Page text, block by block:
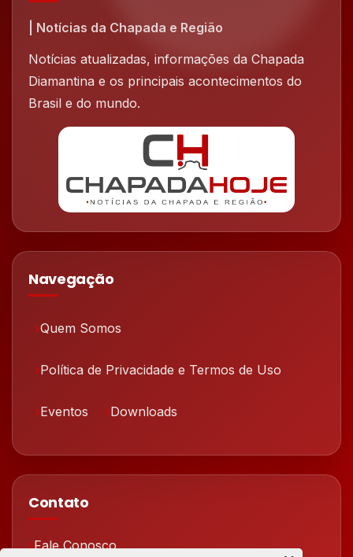
| Notícias da Chapada e Região
Notícias atualizadas, informações da Chapada
Diamantina e os principais acontecimentos do
Brasil e do mundo.
Navegação
Quem Somos
Política de Privacidade e Termos de Uso
Eventos Downloads
Contato
Fale Conosco